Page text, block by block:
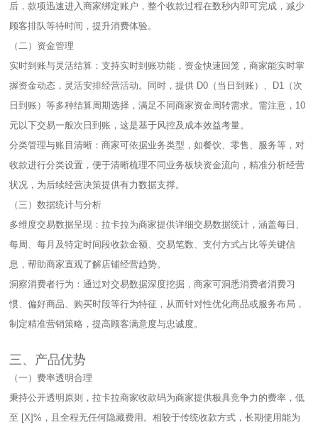
后，款项迅速进入商家绑定账户，整个收款过程在数秒内即可完成，减少
顾客排队等待时间，提升消费体验。​
（二）资金管理​
实时到账与灵活结算：支持实时到账功能，资金快速回笼，商家能实时掌
握资金动态，灵活安排经营活动。同时，提供 D0（当日到账）、D1（次
日到账）等多种结算周期选择，满足不同商家资金周转需求。需注意，10
元以下交易一般次日到账，这是基于风控及成本效益考量。​
分类管理与账目清晰：商家可依据业务类型，如餐饮、零售、服务等，对
收款进行分类设置，便于清晰梳理不同业务板块资金流向，精准分析经营
状况，为后续经营决策提供有力数据支撑。​
（三）数据统计与分析​
多维度交易数据呈现：拉卡拉为商家提供详细交易数据统计，涵盖每日、
每周、每月及特定时间段收款金额、交易笔数、支付方式占比等关键信
息，帮助商家直观了解店铺经营趋势。​
洞察消费者行为：通过对交易数据深度挖掘，商家可洞悉消费者消费习
惯、偏好商品、购买时段等行为特征，从而针对性优化商品或服务布局，
制定精准营销策略，提高顾客满意度与忠诚度。​
三、产品优势​
（一）费率透明合理​
秉持公开透明原则，拉卡拉商家收款码为商家提供极具竞争力的费率，低
至 [X]%，且全程无任何隐藏费用。相较于传统收款方式，长期使用能为